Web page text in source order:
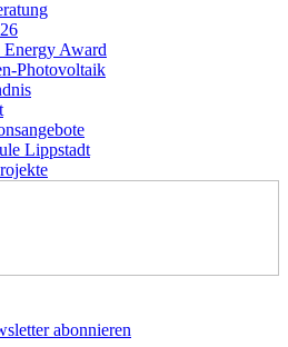
Energy Award
Photovoltaik
Lippstadt
abonnieren